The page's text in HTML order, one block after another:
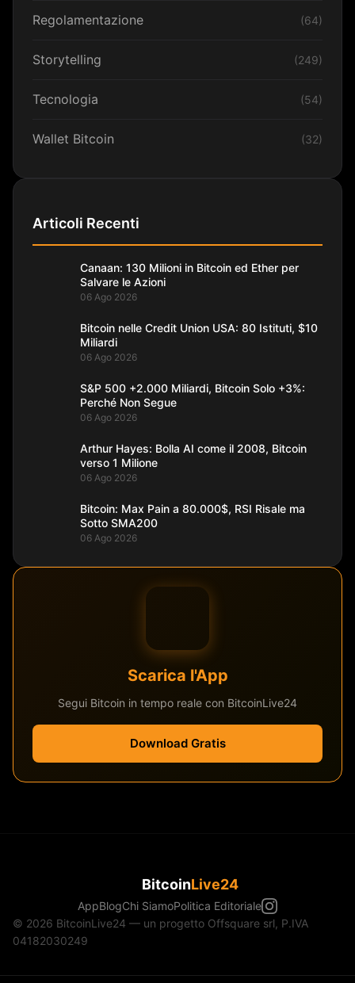
Regolamentazione (64)
Storytelling (249)
Tecnologia (54)
Wallet Bitcoin (32)
Articoli Recenti
Canaan: 130 Milioni in Bitcoin ed Ether per
Salvare le Azioni
06 Ago 2026
Bitcoin nelle Credit Union USA: 80 Istituti, $10
Miliardi
06 Ago 2026
S&P 500 +2.000 Miliardi, Bitcoin Solo +3%:
Perché Non Segue
06 Ago 2026
Arthur Hayes: Bolla AI come il 2008, Bitcoin
verso 1 Milione
06 Ago 2026
Bitcoin: Max Pain a 80.000$, RSI Risale ma
Sotto SMA200
06 Ago 2026
Scarica l'App
Segui Bitcoin in tempo reale con BitcoinLive24
Download Gratis
BitcoinLive24
AppBlogChi SiamoPolitica Editoriale
© 2026 BitcoinLive24 — un progetto Offsquare srl, P.IVA
04182030249